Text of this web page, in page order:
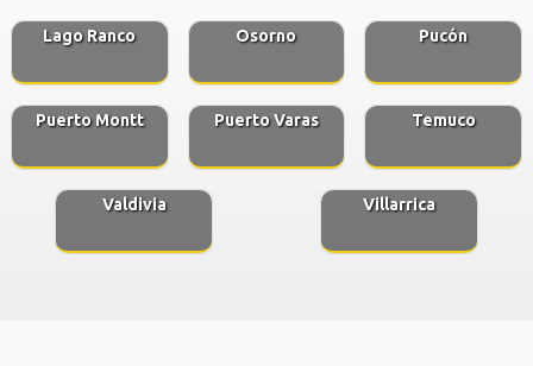
Lago Ranco Osorno Pucón
Puerto Montt Puerto Varas Temuco
Valdivia Villarrica